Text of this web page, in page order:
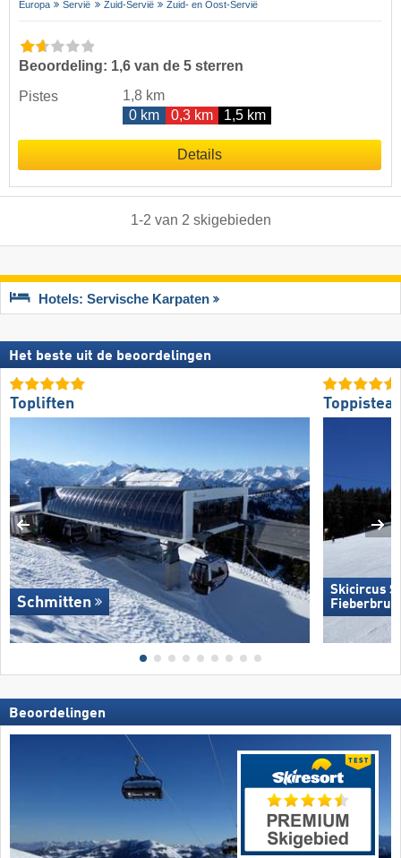
Europa Servië Zuid-Servië Zuid- en Oost-Servië
Beoordeling: 1,6 van de 5 sterren
Pistes
1,8 km
0 km
0,3 km 1,5 km
Details
1-2 van 2 skigebieden
Hotels: Servische Karpaten
Het beste uit de beoordelingen
Topliften
Schmitten
Skicircus
Beoordelingen